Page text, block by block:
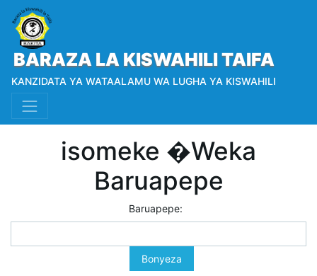
BARAZA LA KISWAHILI TAIFA
KANZIDATA YA WATAALAMU WA LUGHA YA KISWAHILI
isomeke �Weka
Baruapepe
Baruapepe:
Bonyeza